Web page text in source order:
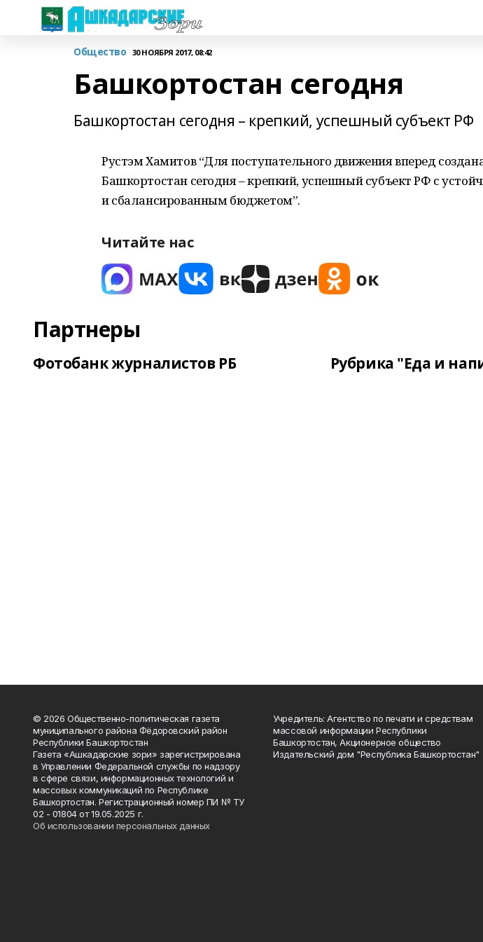
Общество 30 НОЯБРЯ 2017, 08:42
Башкортостан сегодня
Башкортостан сегодня – крепкий, успешный субъект РФ
Рустэм Хамитов “Для поступательного движения вперед
Башкортостан сегодня – крепкий, успешный субъект РФ с
и сбалансированным бюджетом”.
Читайте нас
Партнеры
Фотобанк журналистов РБ Рубрика "Еда и
© 2026 Общественно-политическая газета
муниципального района Фёдоровский район
Республики Башкортостан
Газета «Ашкадарские зори» зарегистрирована
в Управлении Федеральной службы по надзору
в сфере связи, информационных технологий и
массовых коммуникаций по Республике
Башкортостан. Регистрационный номер ПИ № ТУ
02 - 01804 от 19.05.2025 г.
Об использовании персональных данных
Учредитель: Агентство по печати и средствам
массовой информации Республики
Башкортостан, Акционерное общество
Издательский дом "Республика Башкортостан"